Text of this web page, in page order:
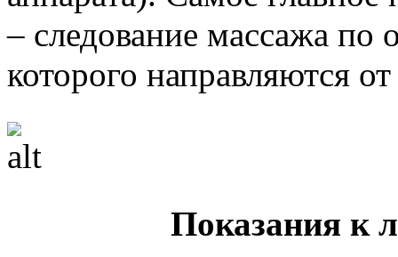
– следование массажа по
которого направляются
Показания к